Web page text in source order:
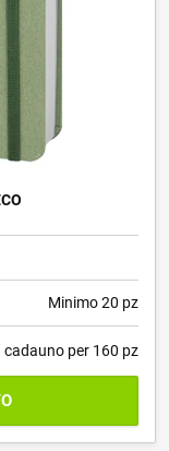
Minimo 20 pz
cadauno per 160 pz